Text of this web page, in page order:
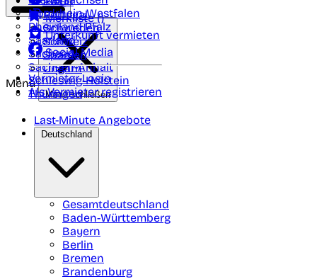
Nordrhein-Westfalen
Rheinland Pfalz
Saarland
Sachsen
Sachsen-Anhalt
Schleswig-Holstein
Thüringen
Portugal
Schweden
Schweiz
Spanien
Ungarn
Merkliste ()
Unterkunft vermieten
Social Media
Vermieter-Login
Als Vermieter registrieren
Menü
Menü schließen
Last-Minute Angebote
Deutschland
Gesamtdeutschland
Baden-Württemberg
Bayern
Berlin
Bremen
Brandenburg